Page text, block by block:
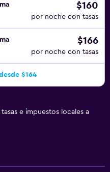
$160
por noche con tasas
$166
por noche con tasas
$164
e impuestos locales a